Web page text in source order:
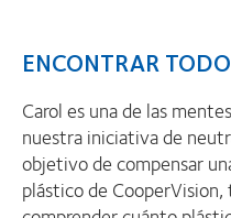
ENCONTRAR
Carol es una de las
nuestra iniciativa de
objetivo de compensar
plástico de